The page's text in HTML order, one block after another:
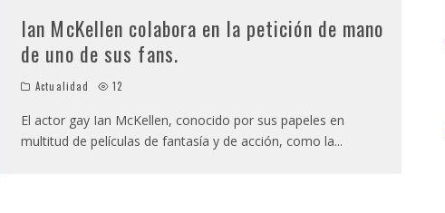
Ian McKellen colabora en la petición de mano
de uno de sus fans.
Actualidad 12
El actor gay Ian McKellen, conocido por sus papeles en
multitud de películas de fantasía y de acción, como la...